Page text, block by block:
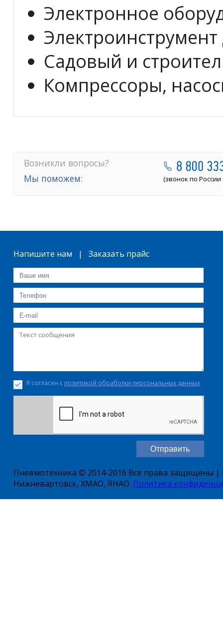
Электронное
Электроинструмент
Садовый и
Компрессоры,
Возникли вопросы?
Мы поможем:
(звонок по
Напишите нам | Заказать прайс
Я согласен с политикой обработки персональных данных
Пневмотехника © 2014-2016 Все права защищены |
Нижневартовск, ХМАО, ЯНАО. Политика